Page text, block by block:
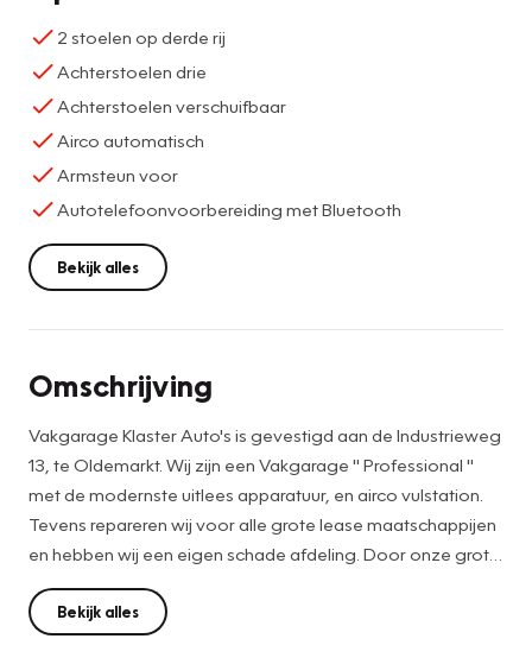
2 stoelen op derde rij
Achterstoelen drie
Achterstoelen verschuifbaar
Airco automatisch
Armsteun voor
Autotelefoonvoorbereiding met Bluetooth
Bekijk alles
Omschrijving
Vakgarage Klaster Auto's is gevestigd aan de Industrieweg
13, te Oldemarkt. Wij zijn een Vakgarage " Professional "
met de modernste uitlees apparatuur, en airco vulstation.
Tevens repareren wij voor alle grote lease maatschappijen
en hebben wij een eigen schade afdeling. Door onze grote
variateit in bouwjaren en modellen is het voor iedereen
interessant om eens een kijkje te komen nemen bij onze
occasions.
Bekijk alles